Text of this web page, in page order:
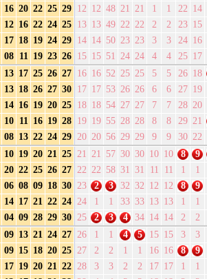
16 20 22 25 29 12 12 48 21 21 1 1 22 14
12 16 22 24 25 13 13 49 22 22 2 2 23 15
17 18 19 24 29 14 14 50 23 23 3 3 24 16
08 11 19 23 26 15 15 51 24 24 4 4 25 17
13 17 25 26 27 16 16 52 25 25 5 5 26 18
13 18 26 27 30 17 17 53 26 26 6 6 27 19
14 16 19 20 25 18 18 54 27 27 7 7 28 20
10 11 16 19 28 19 19 55 28 28 8 8 29 21
08 13 22 24 29 20 20 56 29 29 9 9 30 22
10 19 20 21 25 21 21 57 30 30 10 10 8
9
20 22 25 26 27 22 22 58 31 31 11 11 1
1
06 08 09 18 30 23 2 3 32 32 12 12 8
9
14 17 21 22 24 24 1 1 33 33 13 13 1
1
04 09 28 29 30 25 2 3 4 34 14 14 2
2
09 13 21 24 27 26 1 1 4 5 15 15 3
3
09 15 18 20 25 27 2 2 1 1 16 16 8
9
17 19 20 21 22 28 3 3 2 2 17 17 1
1